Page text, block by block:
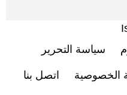
سياسة التحرير
الخصوصية اتصل بنا